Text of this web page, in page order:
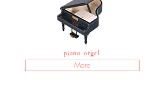
piano-orgel
More